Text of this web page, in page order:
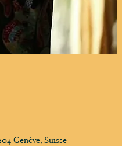
Genève, Suisse